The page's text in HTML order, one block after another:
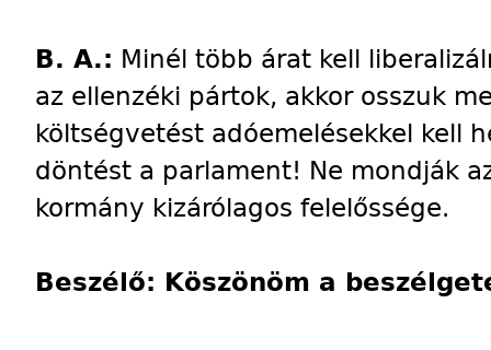
B. A.: Minél több árat kell
az ellenzéki pártok, akkor osszuk
költségvetést adóemelésekkel kell
döntést a parlament! Ne mondják
kormány kizárólagos felelőssége.
Beszélő: Köszönöm a